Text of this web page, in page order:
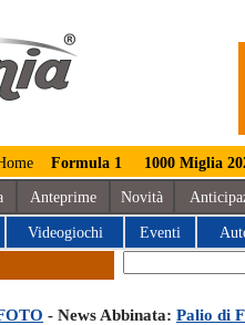
Formula 1 1000 Miglia
Anteprime Novità
Videogiochi Eventi
- News Abbinata: Palio di